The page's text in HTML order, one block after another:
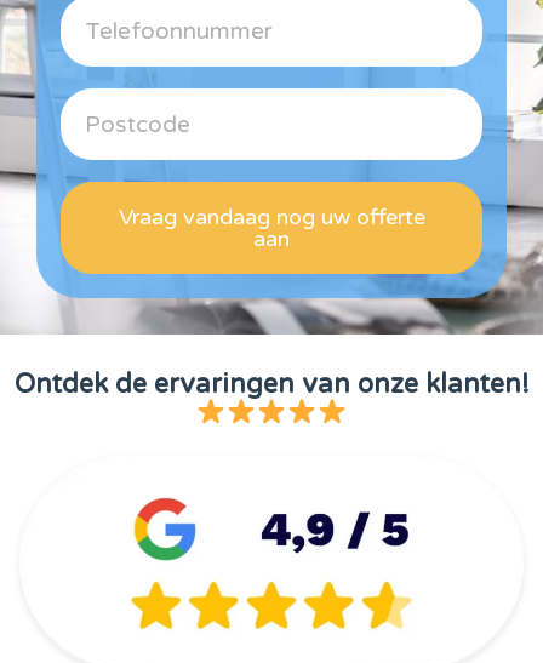
Vraag vandaag nog uw offerte
aan
Ontdek de ervaringen van onze klanten!